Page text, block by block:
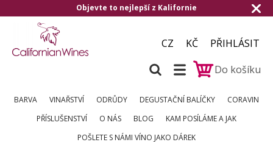
to nejlepší z Kalifornie Doručení
CZ KČ
PŘIHLÁSIT
Do košíku
BARVA VINAŘSTVÍ ODRŮDY DEGUSTAČNÍ BALÍČKY
CORAVIN
PŘÍSLUŠENSTVÍ
O NÁS BLOG
KAM POSÍLÁME A JAK
POŠLETE S NÁMI VÍNO JAKO DÁREK